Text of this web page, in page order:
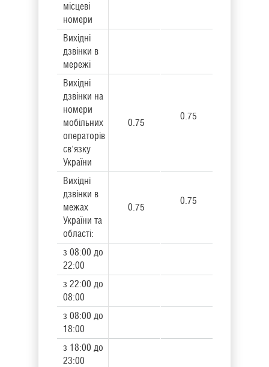
місцеві
номери
Вихідні
дзвінки в
мережі
Вихідні
дзвінки на
номери
мобільних
операторів
св'язку
України
0.75
0.75
Вихідні
дзвінки в
межах
України та
області:
0.75
0.75
з 08:00 до
22:00
з 22:00 до
08:00
з 08:00 до
18:00
з 18:00 до
23:00